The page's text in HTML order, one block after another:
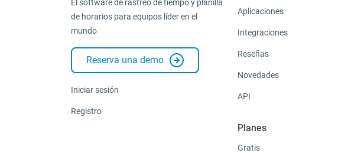
El software de rastreo de tiempo y planilla
de horarios para equipos líder en el
mundo
Reserva una demo
Iniciar sesión
Registro
Aplicaciones
Integraciones
Reseñas
Novedades
API
Planes
Gratis